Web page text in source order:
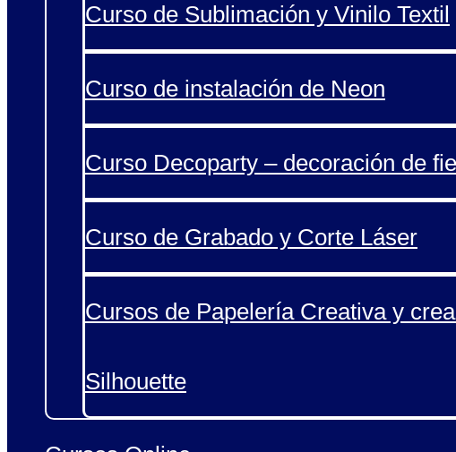
Curso de Sublimación y Vinilo Textil
Curso de instalación de Neon
Curso Decoparty – decoración de
Curso de Grabado y Corte Láser
Cursos de Papelería Creativa y
Silhouette